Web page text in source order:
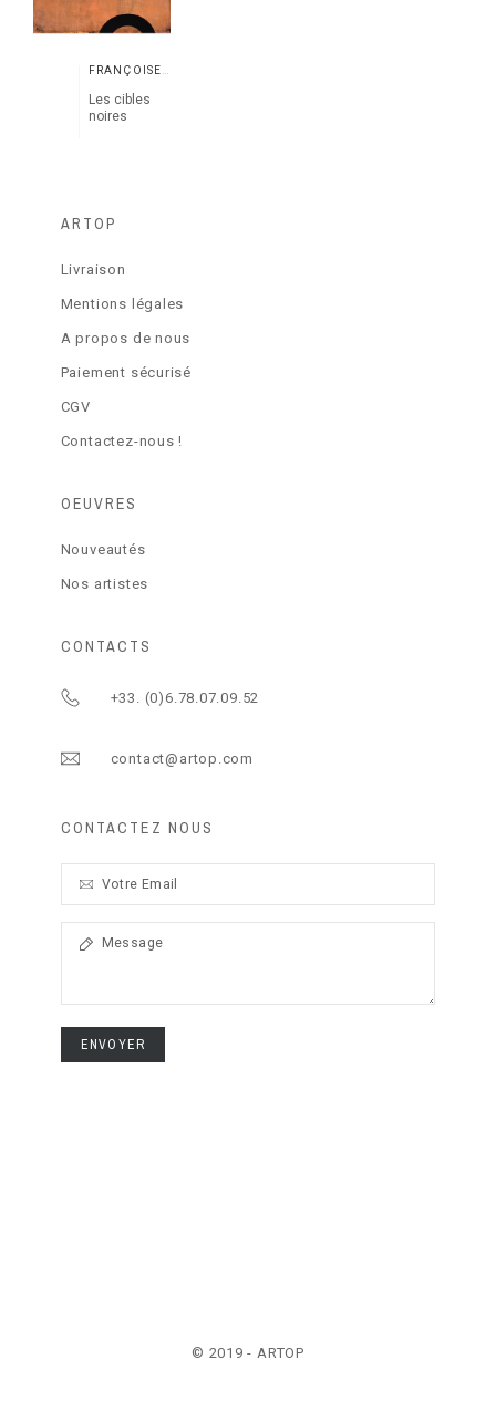
Les cibles
noires
ARTOP
Livraison
Mentions légales
A propos de nous
Paiement sécurisé
CGV
Contactez-nous !
OEUVRES
Nouveautés
Nos artistes
CONTACTS
+33. (0)6.78.07.09.52
contact@artop.com
CONTACTEZ NOUS
ENVOYER
© 2019 - ARTOP